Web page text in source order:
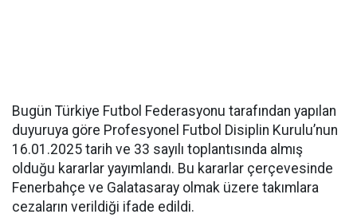
Bugün Türkiye Futbol Federasyonu tarafından yapılan
duyuruya göre Profesyonel Futbol Disiplin Kurulu’nun
16.01.2025 tarih ve 33 sayılı toplantısında almış
olduğu kararlar yayımlandı. Bu kararlar çerçevesinde
Fenerbahçe ve Galatasaray olmak üzere takımlara
cezaların verildiği ifade edildi.